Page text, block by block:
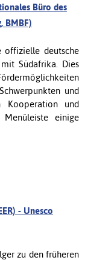
Büro des
BMBF)
offizielle deutsche
Südafrika. Dies
und
Kooperation und
einige
- Unesco
zu den früheren